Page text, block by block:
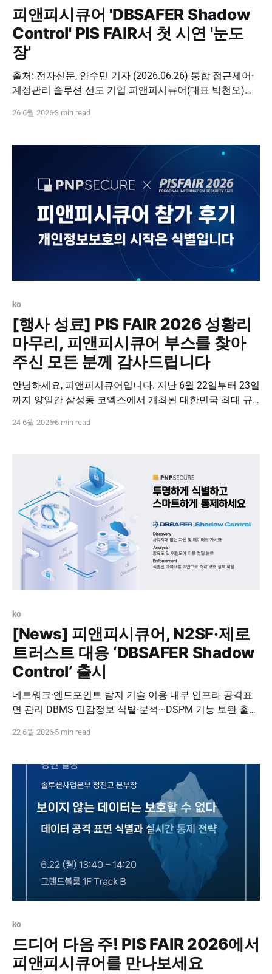
피앤피시큐어 'DBSAFER Shadow
Control' PIS FAIR서 첫 시연 '눈도
장'
출처: 전자신문, 안수민 기자 (2026.06.26) 통합 접근제어·
계정관리 솔루션 선도 기업 피앤피시큐어(대표 박천오)는
대 공격 표면 관리 플랫폼 'DBSAFER Shadow Control(디비
다. 'DBSAFER Shadow Control'은
26 6월 20263 min read
ko
[행사 성료] PIS FAIR 2026 성황리
마무리, 피앤피시큐어 부스를 찾아
주신 모든 분께 감사드립니다
안녕하세요, 피앤피시큐어입니다. 지난 6월 22일부터 23일
까지 양일간 삼성동 코엑스에서 개최된 대한민국 최대 규
러분의 뜨거운 성원 속에 성황리에 막을 내렸습니다. 양일
한 소통의 장이 이어졌습니다. 뜨거웠던 1일차와 2일차의
24 6월 2026 6 min read
ko
[News] 피앤피시큐어, N2SF·제로
트러스트 대응 ‘DBSAFER Shadow
Control’ 출시
네트워크·엔드포인트 탐지 기술 이용 내부 인프라 공격표
면 관리 DBMS 민감정보 식별·분석···DSPM 기능 보완 출처
박천오)는 인프라와 데이터에 대한 접근통제를 고도화한
Shadow Control)’을 출시했다고 22일 밝혔다. 이 플랫폼은
기존 공격표면관리(ASM)
22 6월 2026 5 min read
ko
드디어 다음 주! PIS FAIR 2026에서
피앤피시큐어를 만나보세요